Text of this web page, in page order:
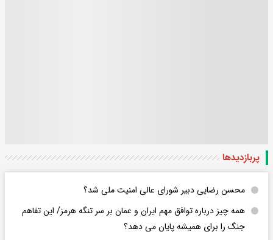
پربازدید‌ها
محسن رضایی دبیر شورای عالی امنیت ملی شد؟
همه چیز درباره توافق مهم ایران و عمان بر سر تنگه هرمز/ این تفاهم
جنگ را برای همیشه پایان می دهد؟